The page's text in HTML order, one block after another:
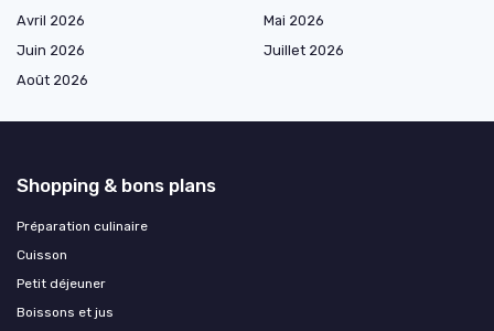
Avril 2026
Mai 2026
Juin 2026
Juillet 2026
Août 2026
Shopping & bons plans
Préparation culinaire
Cuisson
Petit déjeuner
Boissons et jus